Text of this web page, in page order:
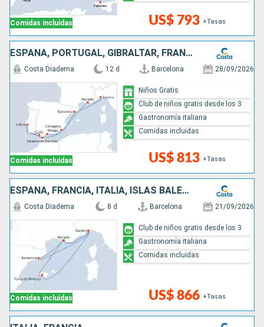
Comidas incluidas US$ 793 +Tasas
ESPAÑA, PORTUGAL, GIBRALTAR, FRANCIA, ITALIA
Comidas incluidas
Costa Diadema 12 d Barcelona 28/09/2026
US$ 813 +Tasas
Niños Gratis
Club de niños gratis desde los 3
Gastronomía italiana
Comidas incluidas
ESPAÑA, FRANCIA, ITALIA, ISLAS BALEARES
Comidas incluidas
Costa Diadema 8 d Barcelona 21/09/2026
US$ 866 +Tasas
Club de niños gratis desde los 3
Gastronomía italiana
Comidas incluidas